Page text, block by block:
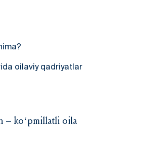
oilaviy qadriyatlar
– ko‘pmillatli oila